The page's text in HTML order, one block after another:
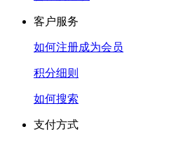
客户服务
如何注册成为会员
积分细则
如何搜索
支付方式